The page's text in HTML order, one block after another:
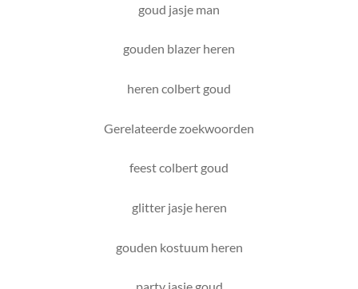
goud jasje man
gouden blazer heren
heren colbert goud
Gerelateerde zoekwoorden
feest colbert goud
glitter jasje heren
gouden kostuum heren